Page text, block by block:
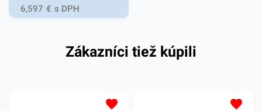
Používajú sa v reštauráciách,
v domácnostiach a pod.
kvalitného papiera poskytne
6,597 € s DPH
Zákazníci tiež kúpili